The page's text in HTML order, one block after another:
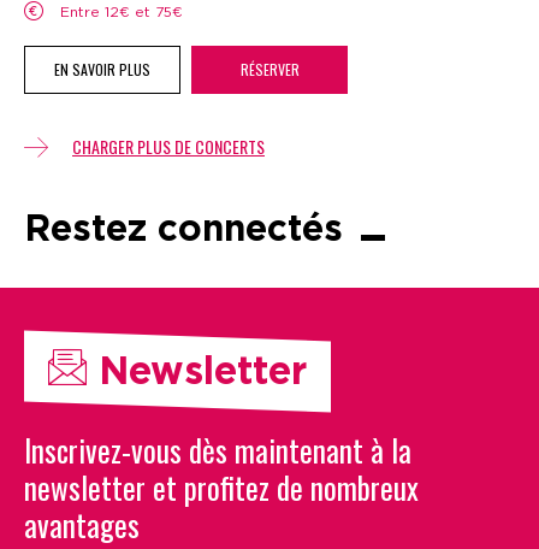
Entre 12€ et 75€
EN SAVOIR PLUS RÉSERVER
CHARGER PLUS DE CONCERTS
Restez connectés
Newsletter
Inscrivez-vous dès maintenant à la
newsletter et profitez de nombreux
avantages